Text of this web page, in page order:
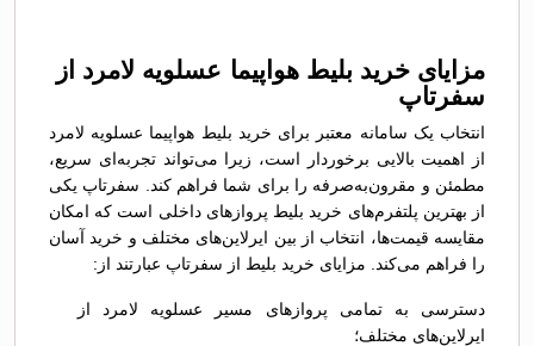
مزایای خرید بلیط هواپیما عسلویه لامرد از
سفرتاپ
انتخاب یک سامانه معتبر برای خرید بلیط هواپیما عسلویه لامرد
از اهمیت بالایی برخوردار است، زیرا می‌تواند تجربه‌ای سریع،
مطمئن و مقرون‌به‌صرفه را برای شما فراهم کند. سفرتاپ یکی
از بهترین پلتفرم‌های خرید بلیط پروازهای داخلی است که امکان
مقایسه قیمت‌ها، انتخاب از بین ایرلاین‌های مختلف و خرید آسان
را فراهم می‌کند. مزایای خرید بلیط از سفرتاپ عبارتند از:
دسترسی به تمامی پروازهای مسیر عسلویه لامرد از
ایرلاین‌های مختلف؛